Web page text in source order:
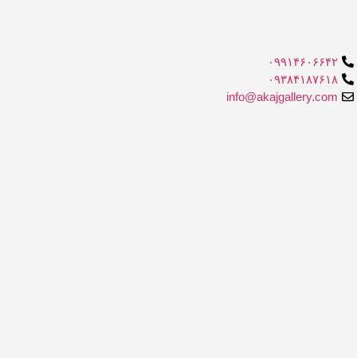
۰۹۹۱۴۶۰۶۶۴۲
۰۹۳۸۴۱۸۷۶۱۸
info@akajgallery.com